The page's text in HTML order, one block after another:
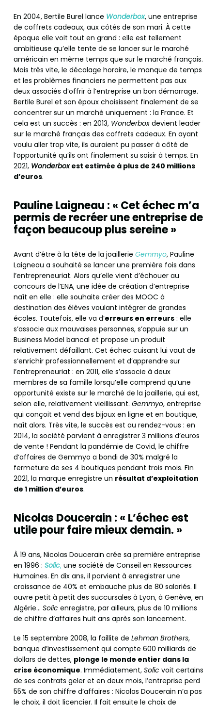
En 2004, Bertile Burel lance Wonderbox, une entreprise
de coffrets cadeaux, aux côtés de son mari. À cette
époque elle voit tout en grand : elle est tellement
ambitieuse qu’elle tente de se lancer sur le marché
américain en même temps que sur le marché français.
Mais très vite, le décalage horaire, le manque de temps
et les problèmes financiers ne permettent pas aux
deux associés d’offrir à l’entreprise un bon démarrage.
Bertile Burel et son époux choisissent finalement de se
concentrer sur un marché uniquement : la France. Et
cela est un succès : en 2013, Wonderbox devient leader
sur le marché français des coffrets cadeaux. En ayant
voulu aller trop vite, ils auraient pu passer à côté de
l’opportunité qu’ils ont finalement su saisir à temps. En
2021, Wonderboxest estimée à plus de 240 millions
d’euros.
Pauline Laigneau : « Cet échec m’a
permis de recréer une entreprise de
façon beaucoup plus sereine »
Avant d’être à la tête de la joaillerie Gemmyo, Pauline
Laigneau a souhaité se lancer une première fois dans
l’entrepreneuriat. Alors qu’elle vient d’échouer au
concours de l’ENA, une idée de création d’entreprise
naît en elle : elle souhaite créer des MOOC à
destination des élèves voulant intégrer de grandes
écoles. Toutefois, elle va d’erreurs en erreurs : elle
s’associe aux mauvaises personnes, s’appuie sur un
Business Model bancal et propose un produit
relativement défaillant. Cet échec cuisant lui vaut de
s’enrichir professionnellement et d’apprendre sur
l’entrepreneuriat : en 2011, elle s’associe à deux
membres de sa famille lorsqu’elle comprend qu’une
opportunité existe sur le marché de la joaillerie, qui est,
selon elle, relativement vieillissant. Gemmyo, entreprise
qui conçoit et vend des bijoux en ligne et en boutique,
naît alors. Très vite, le succès est au rendez-vous : en
2014, la société parvient à enregistrer 3 millions d’euros
de vente ! Pendant la pandémie de Covid, le chiffre
d’affaires de Gemmyo a bondi de 30% malgré la
fermeture de ses 4 boutiques pendant trois mois. Fin
2021, la marque enregistre un résultat d’exploitation
de 1 million d’euros.
Nicolas Doucerain : « L’échec est
utile pour faire mieux demain. »
À 19 ans, Nicolas Doucerain crée sa première entreprise
en 1996 : Solic, une société de Conseil en Ressources
Humaines. En dix ans, il parvient à enregistrer une
croissance de 40% et embauche plus de 80 salariés. Il
ouvre petit à petit des succursales à Lyon, à Genève, en
Algérie… Solic enregistre, par ailleurs, plus de 10 millions
de chiffre d’affaires huit ans après son lancement.
Le 15 septembre 2008, la faillite de Lehman Brothers,
banque d’investissement qui compte 600 milliards de
dollars de dettes, plonge le monde entier dans la
crise économique. Immédiatement, Solic voit certains
de ses contrats geler et en deux mois, l’entreprise perd
55% de son chiffre d’affaires : Nicolas Doucerain n’a pas
le choix, il doit licencier. Il fait ensuite le choix de